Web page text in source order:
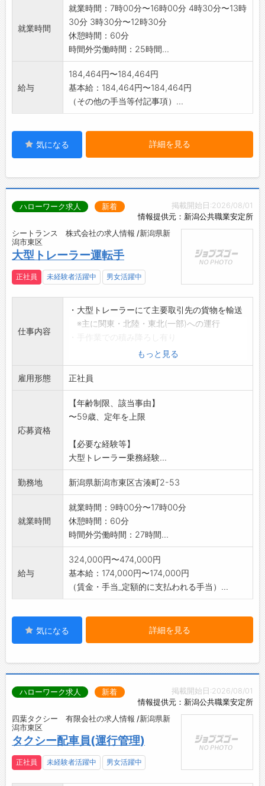
就業時間
就業時間：7時00分〜16時00分 4時30分〜13時
30分 3時30分〜12時30分
休憩時間：60分
時間外労働時間：25時間...
給与
184,464円〜184,464円
基本給：184,464円〜184,464円
（その他の手当等付記事項）...
気になる 詳細を見る
掲載開始日:2026/08/01
情報提供元：新潟公共職業安定所
ハローワーク求人 新着
シートランス 株式会社の求人情報 /新潟県新
潟市東区
大型トレーラー運転手
正社員 未経験者活躍中 男女活躍中
仕事内容
・大型トレーラーにて主要取引先の貨物を輸送
※主に関東・北陸・東北(一部)への運行
・フェリーへのシャーシ積み下ろし作業有り
※身体的負担の少ない運行もあるため、
男女ドライバーが活躍中です。
※賃金例
運行手当等諸手当を含めると、月総額50～
55万円程度となり
(研修期間中は23～28万程度)
変更範囲:会社の定める業務
もっと見る
雇用形態 正社員
応募資格
【年齢制限、該当事由】
〜59歳、定年を上限
【必要な経験等】
大型トレーラー乗務経験...
勤務地 新潟県新潟市東区古湊町2-53
就業時間
就業時間：9時00分〜17時00分
休憩時間：60分
時間外労働時間：27時間...
給与
324,000円〜474,000円
基本給：174,000円〜174,000円
（賃金・手当_定額的に支払われる手当）...
気になる 詳細を見る
掲載開始日:2026/08/01
情報提供元：新潟公共職業安定所
ハローワーク求人 新着
四葉タクシー 有限会社の求人情報 /新潟県新
潟市東区
タクシー配車員(運行管理)
正社員 未経験者活躍中 男女活躍中